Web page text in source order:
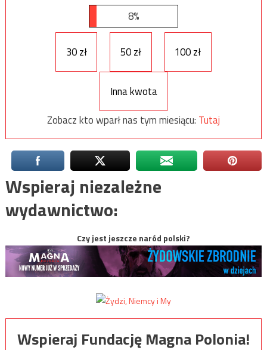
8%
30 zł 50 zł 100 zł
Inna kwota
Zobacz kto wparł nas tym miesiącu: Tutaj
Wspieraj niezależne
wydawnictwo:
Czy jest jeszcze naród polski?
Wspieraj Fundację Magna Polonia!